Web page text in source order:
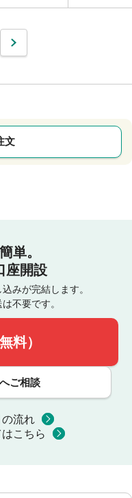
文
単。
座開設
みが完結します。
不要です。
料）
ご相談
流れ
こちら